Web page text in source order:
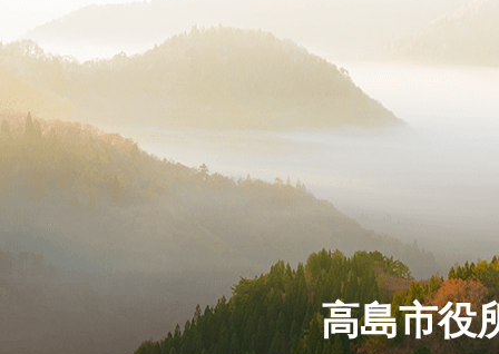
高島市役